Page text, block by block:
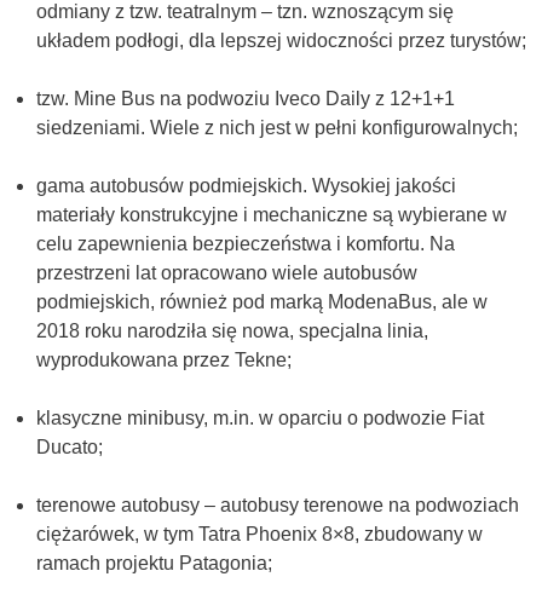
odmiany z tzw. teatralnym – tzn. wznoszącym się
układem podłogi, dla lepszej widoczności przez turystów;
tzw. Mine Bus na podwoziu Iveco Daily z 12+1+1
siedzeniami. Wiele z nich jest w pełni konfigurowalnych;
gama autobusów podmiejskich. Wysokiej jakości
materiały konstrukcyjne i mechaniczne są wybierane w
celu zapewnienia bezpieczeństwa i komfortu. Na
przestrzeni lat opracowano wiele autobusów
podmiejskich, również pod marką ModenaBus, ale w
2018 roku narodziła się nowa, specjalna linia,
wyprodukowana przez Tekne;
klasyczne minibusy, m.in. w oparciu o podwozie Fiat
Ducato;
terenowe autobusy – autobusy terenowe na podwoziach
ciężarówek, w tym Tatra Phoenix 8×8, zbudowany w
ramach projektu Patagonia;